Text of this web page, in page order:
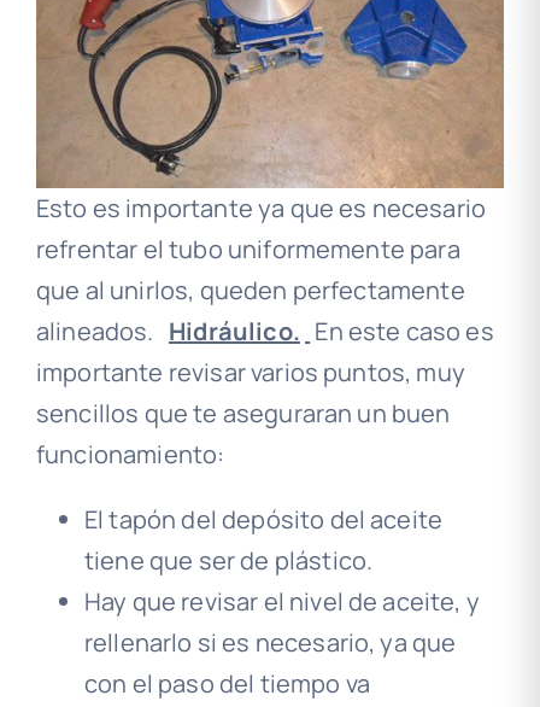
Esto es importante ya que es necesario
refrentar el tubo uniformemente para
que al unirlos, queden perfectamente
alineados. Hidráulico. En este caso es
importante revisar varios puntos, muy
sencillos que te aseguraran un buen
funcionamiento:
El tapón del depósito del aceite
tiene que ser de plástico.
Hay que revisar el nivel de aceite, y
rellenarlo si es necesario, ya que
con el paso del tiempo va